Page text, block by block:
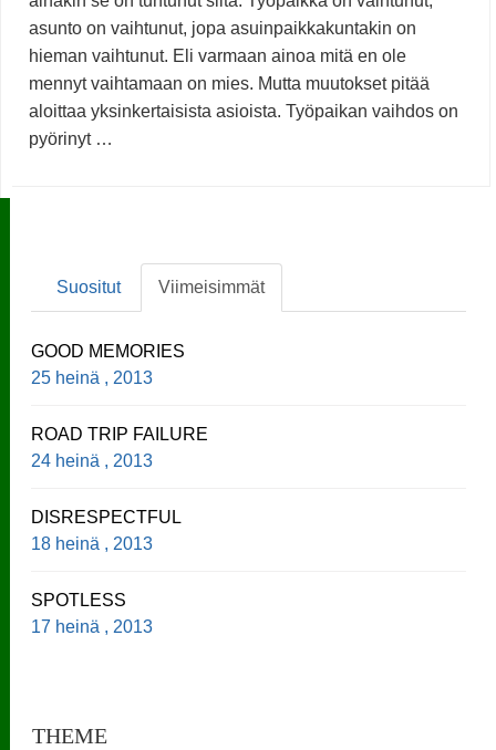
asunto on vaihtunut, jopa asuinpaikkakuntakin on
hieman vaihtunut. Eli varmaan ainoa mitä en ole
mennyt vaihtamaan on mies. Mutta muutokset pitää
aloittaa yksinkertaisista asioista. Työpaikan vaihdos on
pyörinyt …
Suositut Viimeisimmät
GOOD MEMORIES
25 heinä , 2013
ROAD TRIP FAILURE
24 heinä , 2013
DISRESPECTFUL
18 heinä , 2013
SPOTLESS
17 heinä , 2013
THEME